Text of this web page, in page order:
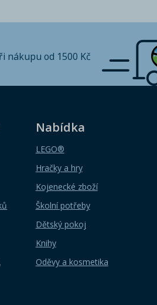
nákupu od 1500 Kč
Nabídka
LEGO®
Hračky a hry
Kojenecké zboží
Školní potřeby
Dětský pokoj
Knihy
Oděvy a kosmetika
,